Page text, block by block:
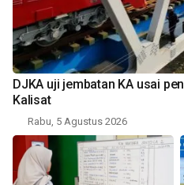
DJKA uji jembatan KA usai
Kalisat
Rabu, 5 Agustus 2026